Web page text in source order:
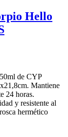
Hello
de CYP
Mantiene
24 horas.
y resistente al
hermético